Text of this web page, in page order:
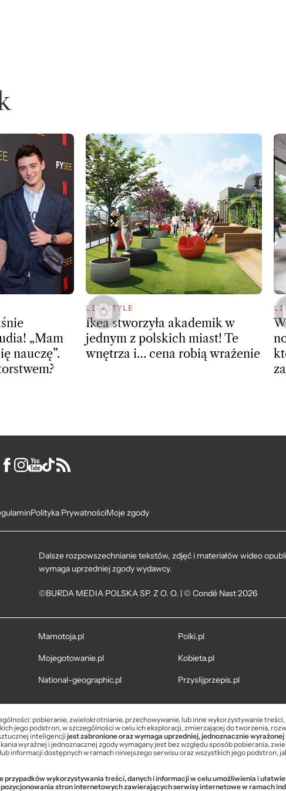
„Mam
nauczę”.
LIFESTYLE
Ikea stworzyła akademik w
jednym z polskich miast! Te
wnętrza i… cena robią wrażenie
Polityka PrywatnościMoje zgody
Dalsze rozpowszechnianie tekstów, zdjęć i materiałów wideo
wymaga uprzedniej zgody wydawcy.
©BURDA MEDIA POLSKA SP. Z O. O. | © Condé Nast 2026
Mamotoja.pl
Mojegotowanie.pl
National-geographic.pl
Polki.pl
Kobieta.pl
Przyslijprzepis.pl
pobieranie, zwielokrotnianie, przechowywanie, lub inne wykorzystywanie
jego podstron, w szczególności w celu ich eksploracji, zmierzającej do tworzenia,
inteligencjijest zabronione oraz wymaga uprzedniej, jednoznacznie
wyraźnej i jednoznacznej zgody wymagany jest bez względu sposób pobierania,
informacji dostępnych w ramach niniejszego serwisu oraz wszystkich jego podstron,
przypadków wykorzystywania treści, danych i informacji w celu umożliwienia i
stron internetowych zawierających serwisy internetowe w ramach